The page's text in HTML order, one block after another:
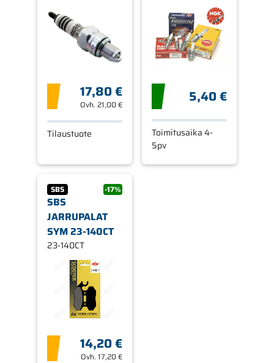
17,80 €
Ovh. 21,00 €
Tilaustuote
5,40 €
Toimitusaika 4-
5pv
SBS -17%
SBS
JARRUPALAT
SYM 23-140CT
23-140CT
14,20 €
Ovh. 17,20 €